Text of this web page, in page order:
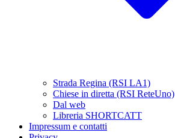
Strada Regina (RSI LA1)
Chiese in diretta (RSI ReteUno)
Dal web
Libreria SHORTCATT
Impressum e contatti